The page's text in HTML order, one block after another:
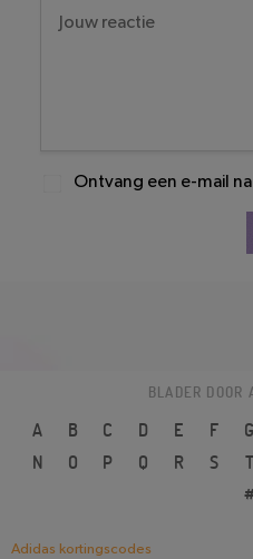
Ontvang een e-mail
BLADER DOOR
A B C D E F G
N
O P Q R S T
Adidas kortingscodes